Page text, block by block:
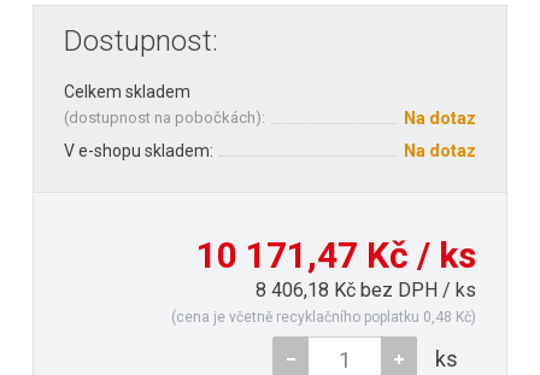
Dostupnost:
Celkem skladem
(dostupnost na pobočkách):
Na dotaz
V e-shopu skladem:
Na dotaz
10 171,47 Kč / ks
8 406,18 Kč bez DPH / ks
(cena je včetně recyklačního poplatku 0,48 Kč)
ks